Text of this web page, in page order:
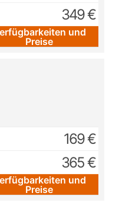
349 €
und
Preise
169 €
365 €
und
Preise